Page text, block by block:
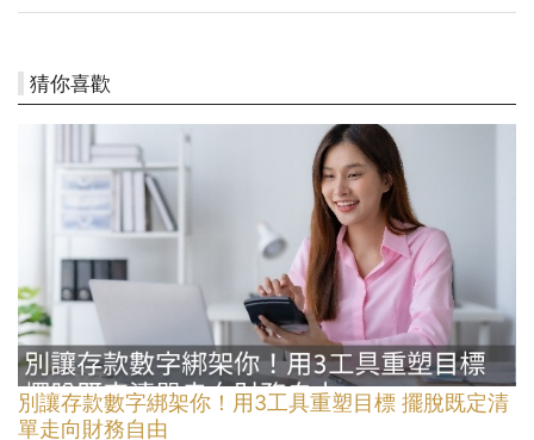
猜你喜歡
別讓存款數字綁架你！用3工具重塑目標 擺脫既定清
單走向財務自由